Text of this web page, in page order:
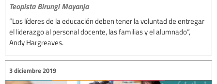
Teopista Birungi Mayanja
“Los líderes de la educación deben tener la voluntad de entregar
el liderazgo al personal docente, las familias y el alumnado”,
Andy Hargreaves.
3 diciembre 2019